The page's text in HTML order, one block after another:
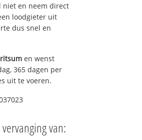
niet en neem direct
loodgieter uit
dus snel en
en wenst
365 dagen per
uit te voeren.
van: